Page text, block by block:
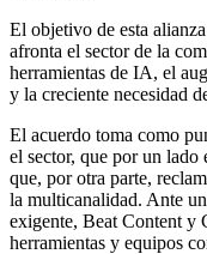
El objetivo de esta
afronta el sector de la
herramientas de IA, el
y la creciente necesidad
El acuerdo toma como
el sector, que por un lado
que, por otra parte,
la multicanalidad. Ante
exigente, Beat Content y
herramientas y equipos